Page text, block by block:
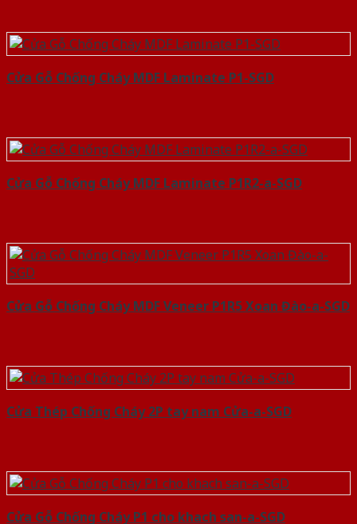
Cửa Gỗ Chống Cháy MDF Laminate P1-SGD
Cửa Gỗ Chống Cháy MDF Laminate P1R2-a-SGD
Cửa Gỗ Chống Cháy MDF Veneer P1R5 Xoan Đào-a-SGD
Cửa Thép Chống Cháy 2P tay nam Cửa-a-SGD
Cửa Gỗ Chống Cháy P1 cho khach san-a-SGD